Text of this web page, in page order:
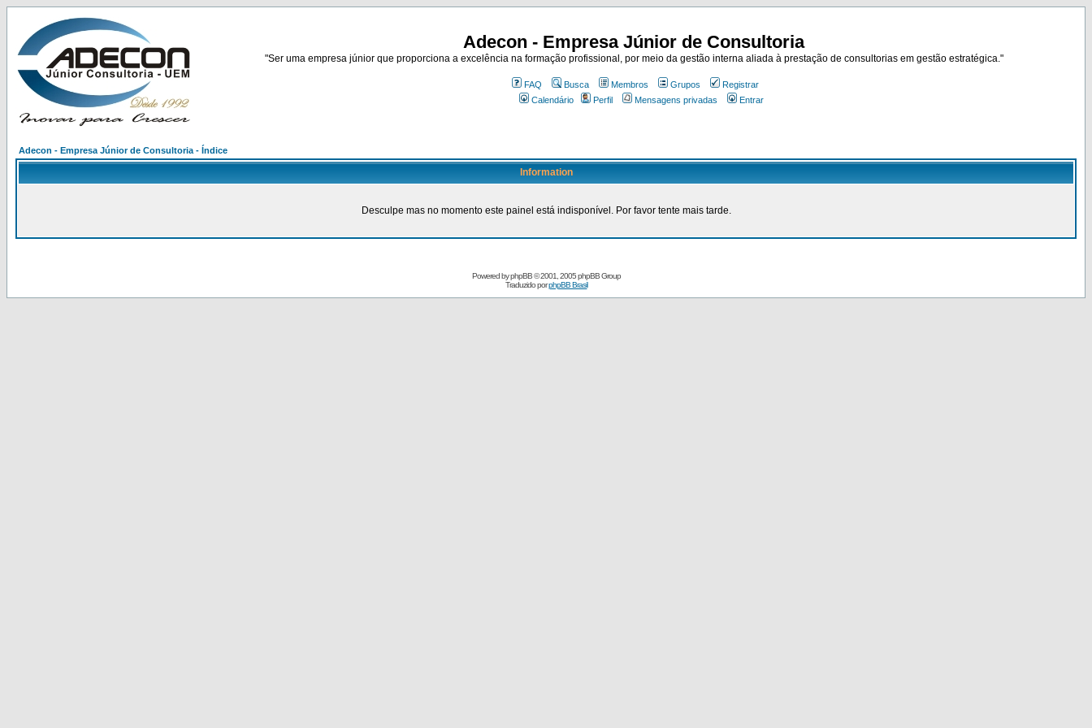
Adecon - Empresa Júnior de Consultoria
"Ser uma empresa júnior que proporciona a excelência na formação profissional, por meio da gestão interna aliada à prestação de consultorias em gestão estratégica."
FAQ Busca Membros Grupos
Registrar
Calendário
Perfil Mensagens privadas Entrar
Adecon - Empresa Júnior de Consultoria - Índice
Information
Desculpe mas no momento este painel está indisponível. Por favor tente mais tarde.
Powered byphpBB© 2001, 2005 phpBB Group
Traduzido porphpBB Brasil